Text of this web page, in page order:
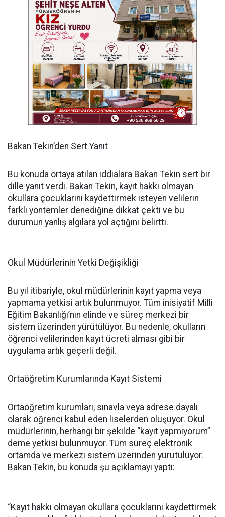
Bakan Tekin’den Sert Yanıt
Bu konuda ortaya atılan iddialara Bakan Tekin sert bir
dille yanıt verdi. Bakan Tekin, kayıt hakkı olmayan
okullara çocuklarını kaydettirmek isteyen velilerin
farklı yöntemler denediğine dikkat çekti ve bu
durumun yanlış algılara yol açtığını belirtti.
Okul Müdürlerinin Yetki Değişikliği
Bu yıl itibariyle, okul müdürlerinin kayıt yapma veya
yapmama yetkisi artık bulunmuyor. Tüm inisiyatif Milli
Eğitim Bakanlığı’nın elinde ve süreç merkezi bir
sistem üzerinden yürütülüyor. Bu nedenle, okulların
öğrenci velilerinden kayıt ücreti alması gibi bir
uygulama artık geçerli değil.
Ortaöğretim Kurumlarında Kayıt Sistemi
Ortaöğretim kurumları, sınavla veya adrese dayalı
olarak öğrenci kabul eden liselerden oluşuyor. Okul
müdürlerinin, herhangi bir şekilde “kayıt yapmıyorum”
deme yetkisi bulunmuyor. Tüm süreç elektronik
ortamda ve merkezi sistem üzerinden yürütülüyor.
Bakan Tekin, bu konuda şu açıklamayı yaptı:
“Kayıt hakkı olmayan okullara çocuklarını kaydettirmek